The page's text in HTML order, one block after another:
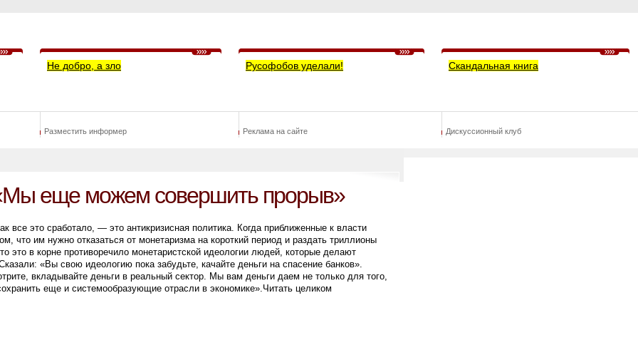
Не добро, а зло Русофобов уделали! Скандальная книга
Разместить информер Реклама на сайте Дискуссионный клуб
еще можем совершить прорыв»
все это сработало, — это антикризисная политика. Когда приближенные к власти
что им нужно отказаться от монетаризма на короткий период и раздать триллионы
это в корне противоречило монетаристской идеологии людей, которые делают
«Вы свою идеологию пока забудьте, качайте деньги на спасение банков».
вкладывайте деньги в реальный сектор. Мы вам деньги даем не только для того,
еще и системообразующие отрасли в экономике».Читать целиком